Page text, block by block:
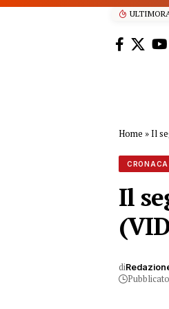
Home »Il
CRONACA
Il
di